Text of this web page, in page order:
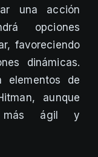
una acción
opciones
favoreciendo
dinámicas.
elementos de
aunque
más ágil y